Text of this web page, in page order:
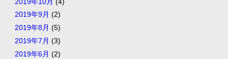
2019年9月 (2)
2019年8月 (5)
2019年7月 (3)
2019年6月 (2)